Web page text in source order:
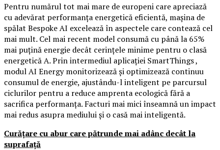
Pentru numărul tot mai mare de europeni care apreciază
cu adevărat performanța energetică eficientă, mașina de
spălat Bespoke AI excelează în aspectele care contează cel
mai mult. Cel mai recent model consumă cu până la 65%
mai puțină energie decât cerințele minime pentru o clasă
energetică A. Prin intermediul aplicației SmartThings ,
modul AI Energy monitorizează și optimizează continuu
consumul de energie, ajustându-l inteligent pe parcursul
ciclurilor pentru a reduce amprenta ecologică fără a
sacrifica performanța. Facturi mai mici înseamnă un impact
mai redus asupra mediului și o casă mai inteligentă.
Curățare cu abur care pătrunde mai adânc decât la
suprafață